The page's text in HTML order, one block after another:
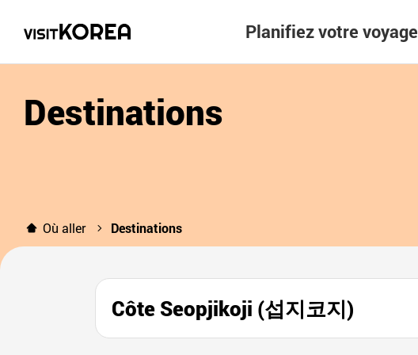
Planifiez votre voyage
Destinations
Où aller Destinations
Côte Seopjikoji (섭지코지)